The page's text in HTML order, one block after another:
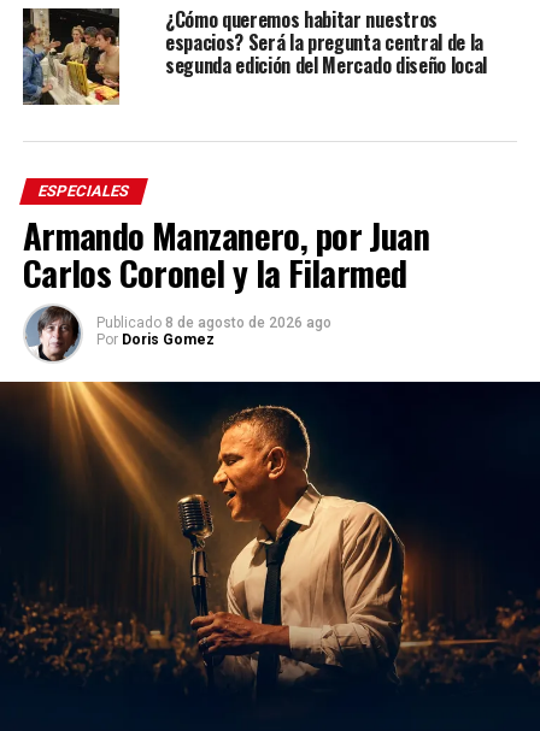
¿Cómo queremos habitar nuestros
espacios? Será la pregunta central de la
segunda edición del Mercado diseño local
ESPECIALES
Armando Manzanero, por Juan
Carlos Coronel y la Filarmed
Publicado 8 de agosto de 2026 ago
Por Doris Gomez